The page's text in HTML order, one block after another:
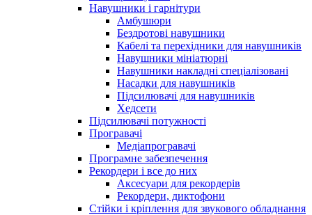
Навушники і гарнітури
Амбушюри
Бездротові навушники
Кабелі та перехідники для навушників
Навушники мініатюрні
Навушники накладні спеціалізовані
Насадки для навушників
Підсилювачі для навушників
Хедсети
Підсилювачі потужності
Програвачі
Медіапрогравачі
Програмне забезпечення
Рекордери і все до них
Аксесуари для рекордерів
Рекордери, диктофони
Стійки і кріплення для звукового обладнання